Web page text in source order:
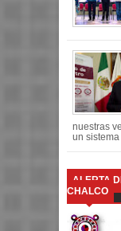
nuestras
un
ALERTA
CHALCO